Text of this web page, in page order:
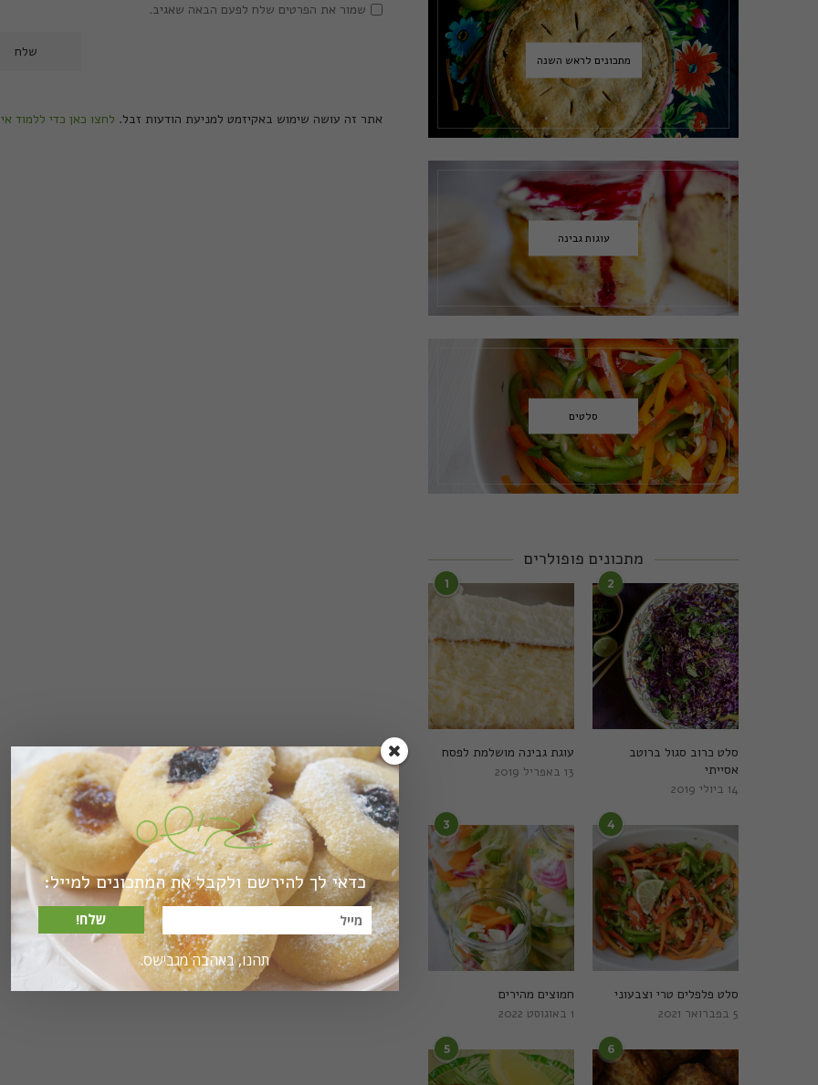
שמור את הפרטים שלח לפעם הבאה שאגיב.
אתר זה עושה שימוש באקיזמט למניעת הודעות זבל. לחצו כאן כדי ללמוד
מתכונים לראש השנה
עוגות גבינה
סלטים
מתכונים פופולרים
1
עוגת גבינה מושלמת לפסח
13 באפריל 2019
2
סלט כרוב סגול ברוטב
אסייתי
14 ביולי 2019
3
חמוצים מהירים
1 באוגוסט 2022
4
סלט פלפלים טרי וצבעוני
5 בפברואר 2021
5 6
כדאי לך להירשם ולקבל את המתכונים למייל:
שלח!
תהנו, באהבה מגבישס.